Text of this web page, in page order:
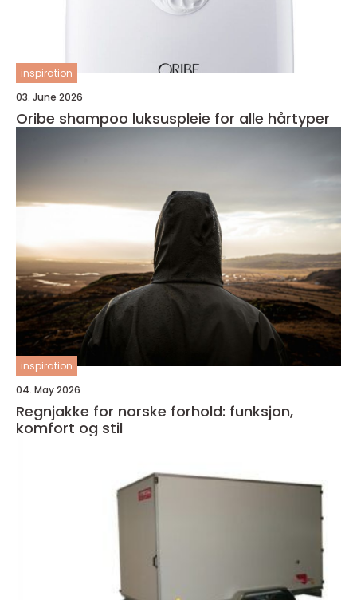
inspiration
03. June 2026
Oribe shampoo luksuspleie for alle hårtyper
inspiration
04. May 2026
Regnjakke for norske forhold: funksjon,
komfort og stil